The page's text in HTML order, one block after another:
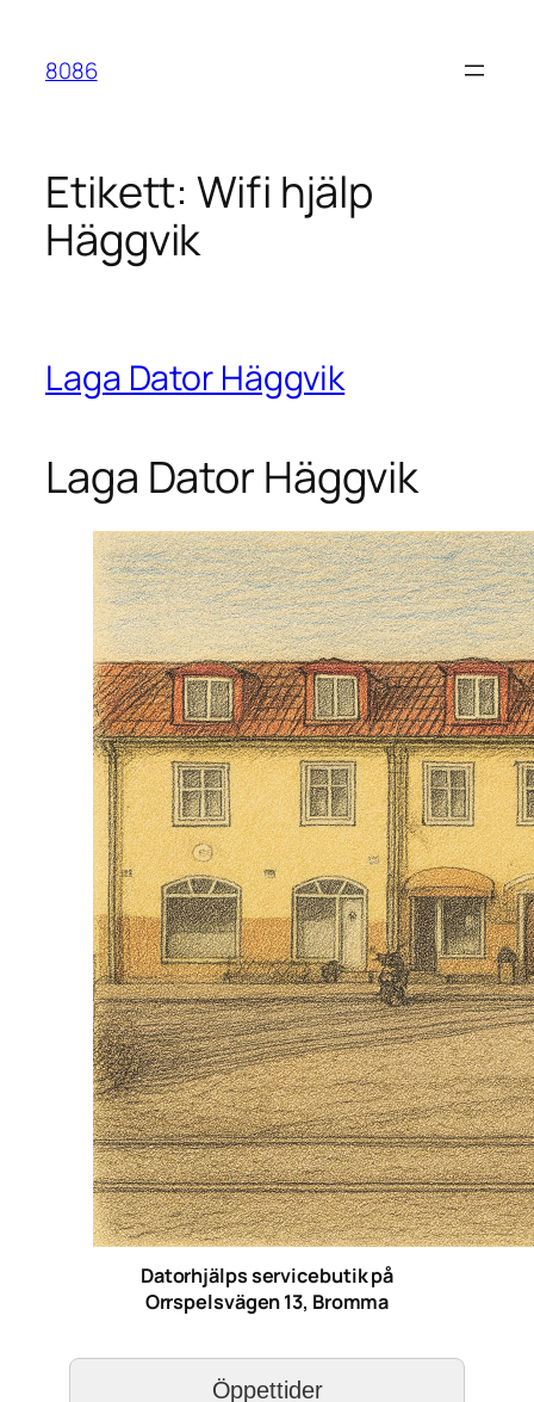
innehåll
8086
Etikett:Wifi hjälp
Häggvik
Laga Dator Häggvik
Laga Dator Häggvik
Datorhjälps servicebutik på
Orrspelsvägen 13, Bromma
Öppettider